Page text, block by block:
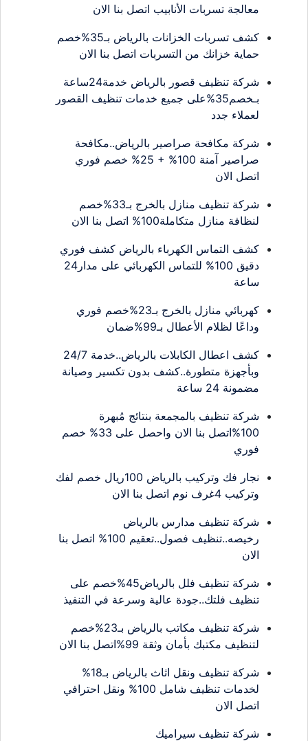
معالجة تسربات الأنابيب اتصل بنا الان
كشف تسربات الخزانات بالرياض بـ35%خصم
حماية خزانك من التسربات اتصل بنا الان
شركة تنظيف قصور بالرياض خدمة24ساعة
بـخصم35%على جميع خدمات تنظيف القصور
لعملاء جدد
شركة مكافحة صراصير بالرياض..مكافحة
صراصير آمنة 100% + 25% خصم فوري
اتصل الان
شركة تنظيف منازل بالخرج بـ33%خصم
لنظافة منازل متكاملة100% اتصل بنا الان
كشف التماس الكهرباء بالرياض كشف فوري
دقيق 100% للتماس الكهربائي على مدار24
ساعة
كهربائي منازل بالخرج بـ23%خصم فوري
وداعًا لظلام الأعطال بـ99%ضمان
كشف اعطال الكابلات بالرياض..خدمة 24/7
وبأجهزة متطورة..كشف بدون تكسير وصيانة
مضمونة 24 ساعة
شركة تنظيف بالمجمعة بنتائج مُبهرة
100%اتصل بنا الان واحصل على 33% خصم
فوري
نجار فك وتركيب بالرياض 100ريال خصم لفك
وتركيب 4غرف نوم اتصل بنا الان
شركة تنظيف مدارس بالرياض
رخيصه..تنظيف فصول..تعقيم 100% اتصل بنا
الان
شركة تنظيف فلل بالرياض45%خصم على
تنظيف فلتك..جودة عالية وسرعة في التنفيذ
شركة تنظيف مكاتب بالرياض بـ23%خصم
لتنظيف مكتبك بأمان وثقة 99%اتصل بنا الان
شركة تنظيف ونقل اثاث بالرياض بـ18%
لخدمات تنظيف شامل 100% ونقل احترافي
اتصل الان
شركة تنظيف سيراميك